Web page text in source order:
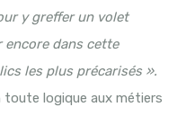
y greffer un volet
encore dans cette
les plus précarisés ».
toute logique aux métiers